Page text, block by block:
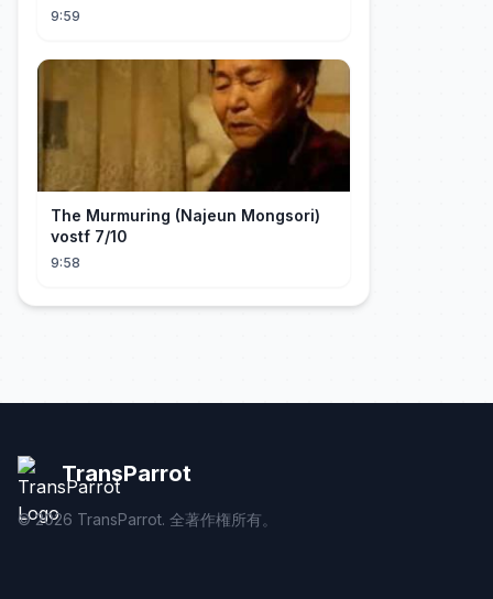
9:59
The Murmuring (Najeun Mongsori)
vostf 7/10
9:58
TransParrot
©2026 TransParrot. 全著作権所有。